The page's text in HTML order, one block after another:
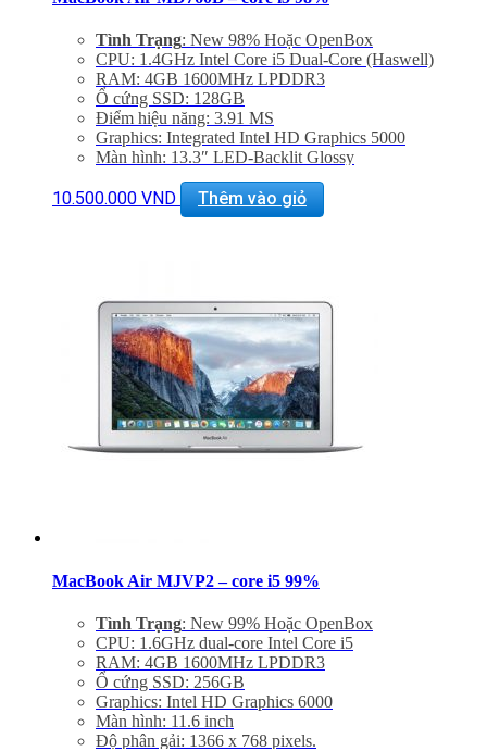
Tình Trạng: New 98% Hoặc OpenBox
CPU: 1.4GHz Intel Core i5 Dual-Core (Haswell)
RAM: 4GB 1600MHz LPDDR3
Ổ cứng SSD: 128GB
Điểm hiệu năng: 3.91 MS
Graphics: Integrated Intel HD Graphics 5000
Màn hình: 13.3″ LED-Backlit Glossy
Cổng mạng: 802.11ac Wi-Fi, Bluetooth 4.0
Khe cắm: Dual USB 3.0 Ports, One Thunderbolt Port
máy
Bảo hành 6 tháng, đổi trả trong 15 ngày
Miễn phí vận chuyển trên toàn quốc
Miễn phí hỗ trợ cài đặt phần mềm
10.500.000 VND Thêm vào giỏ
MacBook Air MJVP2 – core i5 99%
Tình Trạng: New 99% Hoặc OpenBox
CPU: 1.6GHz dual-core Intel Core i5
RAM: 4GB 1600MHz LPDDR3
Ổ cứng SSD: 256GB
Graphics: Intel HD Graphics 6000
Màn hình: 11.6 inch
Độ phân gải: 1366 x 768 pixels.